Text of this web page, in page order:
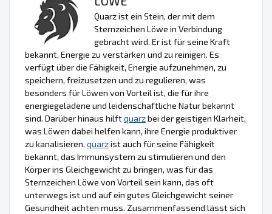
Quarz ist ein Stein, der mit dem
Sternzeichen Löwe in Verbindung
gebracht wird. Er ist für seine Kraft
bekannt, Energie zu verstärken und zu reinigen. Es
verfügt über die Fähigkeit, Energie aufzunehmen, zu
speichern, freizusetzen und zu regulieren, was
besonders für Löwen von Vorteil ist, die für ihre
energiegeladene und leidenschaftliche Natur bekannt
sind. Darüber hinaus hilftquarzbei der geistigen Klarheit,
was Löwen dabei helfen kann, ihre Energie produktiver
zu kanalisieren. quarzist auch für seine Fähigkeit
bekannt, das Immunsystem zu stimulieren und den
Körper ins Gleichgewicht zu bringen, was für das
Sternzeichen Löwe von Vorteil sein kann, das oft
unterwegs ist und auf ein gutes Gleichgewicht seiner
Gesundheit achten muss. Zusammenfassend lässt sich